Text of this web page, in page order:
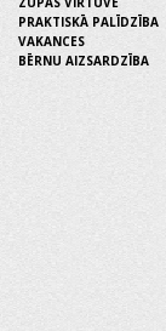
PRAKTISKĀ PALĪDZĪBA
VAKANCES
BĒRNU AIZSARDZĪBA